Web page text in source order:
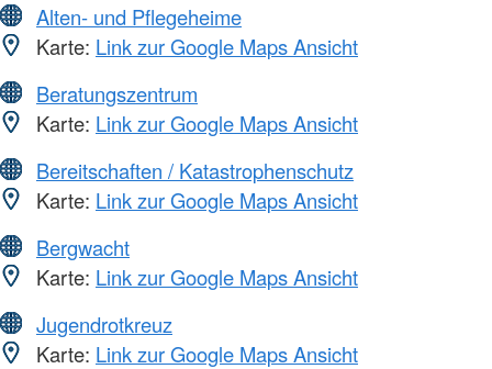
Alten- und Pflegeheime
Karte: Link zur Google Maps Ansicht
Beratungszentrum
Karte: Link zur Google Maps Ansicht
Bereitschaften / Katastrophenschutz
Karte: Link zur Google Maps Ansicht
Bergwacht
Karte: Link zur Google Maps Ansicht
Jugendrotkreuz
Karte: Link zur Google Maps Ansicht